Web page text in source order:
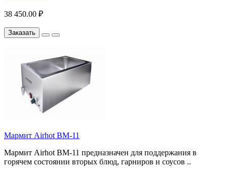
38 450.00 ₽
Заказать
Мармит Airhot BM-11
Мармит Airhot BM-11 предназначен для поддержания в
горячем состоянии вторых блюд, гарниров и соусов ..